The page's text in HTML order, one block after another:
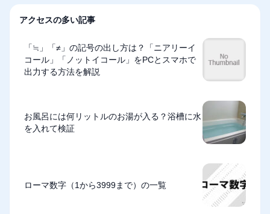
アクセスの多い記事
「≒」「≠」の記号の出し方は？「ニアリーイ
コール」「ノットイコール」をPCとスマホで
出力する方法を解説
お風呂には何リットルのお湯が入る？浴槽に水
を入れて検証
ローマ数字（1から3999まで）の一覧